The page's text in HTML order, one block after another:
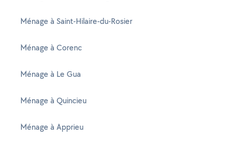
Ménage à Saint-Hilaire-du-Rosier
Ménage à Corenc
Ménage à Le Gua
Ménage à Quincieu
Ménage à Apprieu